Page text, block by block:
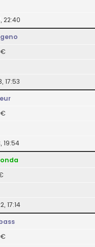
22:40
17:53
19:54
17:14